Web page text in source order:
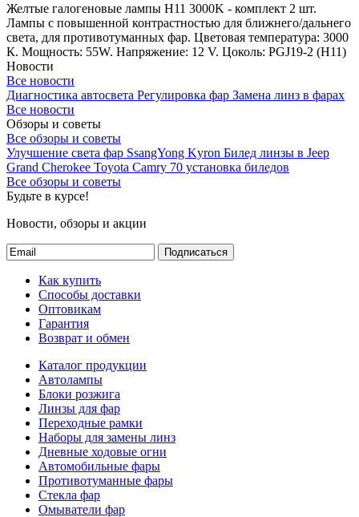
Желтые галогеновые лампы H11 3000K - комплект 2 шт.
Лампы с повышенной контрастностью для ближнего/дальнего
света, для противотуманных фар. Цветовая температура: 3000
К. Мощность: 55W. Напряжение: 12 V. Цоколь: PGJ19-2 (H11)
Новости
Все новости
Диагностика автосвета Регулировка фар Замена линз в фарах
Все новости
Обзоры и советы
Все обзоры и советы
Улучшение света фар SsangYong Kyron Билед линзы в Jeep
Grand Cherokee Toyota Camry 70 установка биледов
Все обзоры и советы
Будьте в курсе!
Новости, обзоры и акции
Подписаться
Как купить
Способы доставки
Оптовикам
Гарантия
Возврат и обмен
Каталог продукции
Автолампы
Блоки розжига
Линзы для фар
Переходные рамки
Наборы для замены линз
Дневные ходовые огни
Автомобильные фары
Противотуманные фары
Стекла фар
Омыватели фар